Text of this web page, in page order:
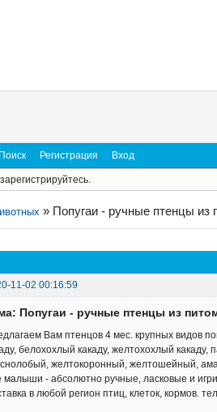
Поиск Регистрация Вход
» Попугаи - ручные птенцы из
11-02 00:16:59
Попугаи - ручные птенцы из
Вам птенцов 4 мес. крупных видов
белохохлый какаду, желтохохлый
желтокоронный, желтошейный,
малыши - абсолютно ручные, ласковые и
в любой регион птиц, клеток, кормов.